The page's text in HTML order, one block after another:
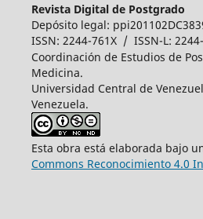
Revista Digital de Postgrado
Depósito legal:
ISSN: 2244-761X / ISSN-L:
Coordinación de Estudios de
Medicina.
Universidad Central de
Venezuela.
Esta obra está elaborada bajo
Commons Reconocimiento 4.0